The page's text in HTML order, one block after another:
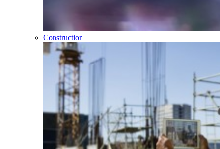
Construction